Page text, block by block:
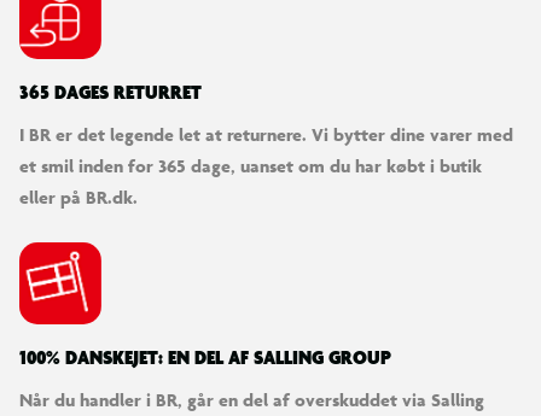
365 DAGES RETURRET
I BR er det legende let at returnere. Vi bytter dine varer med
et smil inden for 365 dage, uanset om du har købt i butik
eller på BR.dk.
100% DANSKEJET: EN DEL AF SALLING GROUP
Når du handler i BR, går en del af overskuddet via Salling